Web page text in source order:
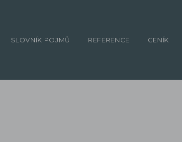
SLOVNÍK POJMŮ REFERENCE CENÍK